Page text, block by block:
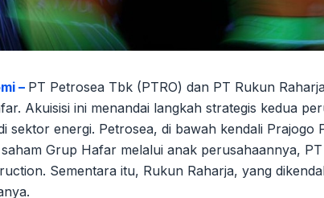
– PT Petrosea Tbk (PTRO) dan PT Rukun
Akuisisi ini menandai langkah strategis kedua
sektor energi. Petrosea, di bawah kendali Prajogo
Grup Hafar melalui anak perusahaannya,
Sementara itu, Rukun Raharja, yang